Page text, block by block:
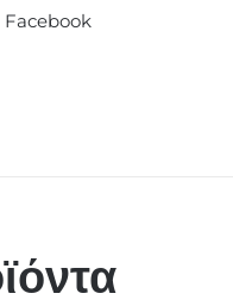
Facebook